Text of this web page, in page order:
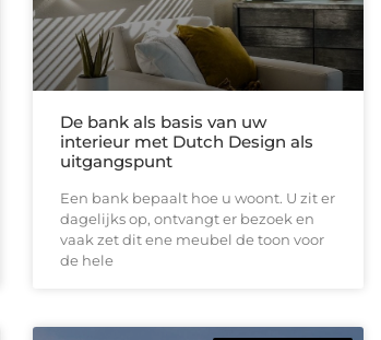
De bank als basis van uw
interieur met Dutch Design als
uitgangspunt
Een bank bepaalt hoe u woont. U zit er
dagelijks op, ontvangt er bezoek en
vaak zet dit ene meubel de toon voor
de hele